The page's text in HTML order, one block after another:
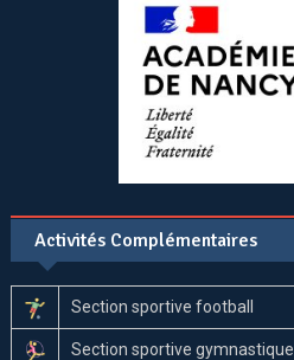
Activités Complémentaires
Section sportive football
Section sportive gymnastique